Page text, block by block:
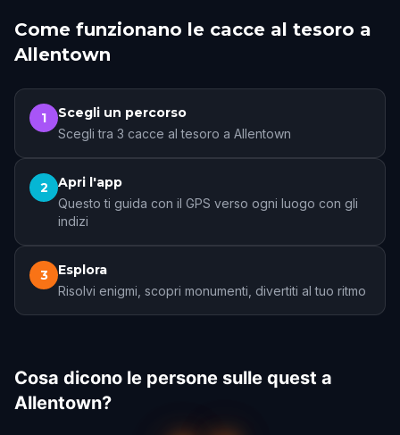
Come funzionano le cacce al tesoro a
Allentown
1 Scegli un percorso
Scegli tra 3 cacce al tesoro a Allentown
2 Apri l'app
Questo ti guida con il GPS verso ogni luogo con gli
indizi
3 Esplora
Risolvi enigmi, scopri monumenti, divertiti al tuo ritmo
Cosa dicono le persone sulle quest a
Allentown?